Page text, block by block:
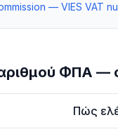
— VIES VAT
ΦΠΑ —
Πώς